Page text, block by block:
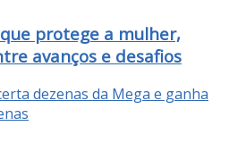
protege a mulher,
avanços e desafios